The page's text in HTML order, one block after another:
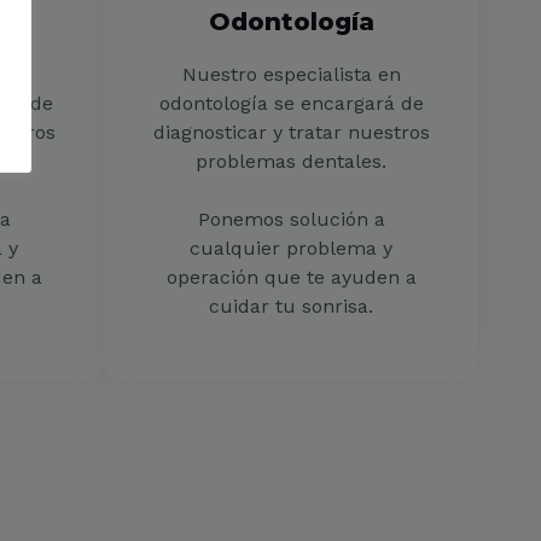
de
y
a
Odontología
Nuestro especialista en
odontología se encargará de
diagnosticar y tratar nuestros
problemas dentales.
Ponemos solución a
cualquier problema y
operación que te ayuden a
cuidar tu sonrisa.